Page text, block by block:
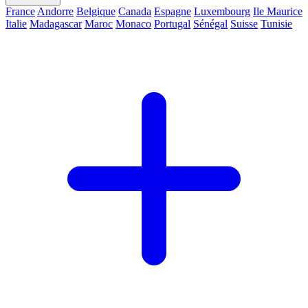
France Andorre Belgique Canada Espagne Luxembourg Ile Maurice
Italie Madagascar Maroc Monaco Portugal Sénégal Suisse Tunisie